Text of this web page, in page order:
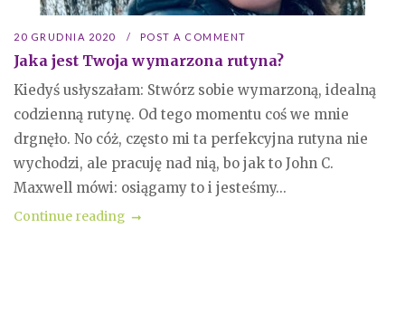
20 GRUDNIA 2020 POST A COMMENT
Jaka jest Twoja wymarzona rutyna?
Kiedyś usłyszałam: Stwórz sobie wymarzoną, idealną
codzienną rutynę. Od tego momentu coś we mnie
drgnęło. No cóż, często mi ta perfekcyjna rutyna nie
wychodzi, ale pracuję nad nią, bo jak to John C.
Maxwell mówi: osiągamy to i jesteśmy...
Continue reading